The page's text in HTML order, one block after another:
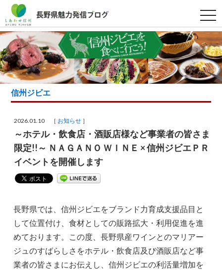
t
o
g
g
l
e
n
a
v
i
t
信州ジビエ
2026.01.10 ［ お知らせ ］
～ホテル・飲食店・酒販店様など事業者の皆さま
限定!!～ ＮＡＧＡＮＯ ＷＩＮＥ × 信州ジビエＰＲ
イベントを開催します
長野県では、信州ジビエをブランド力育成支援品目と
して位置付け、食材としての販路拡大・利用促進を進
めております。この度、長野県産ワインとのマリアー
ジュのすばらしさをホテル・飲食店及び酒販店など事
業者の皆さまにお伝えし、信州ジビエの利活量増加を